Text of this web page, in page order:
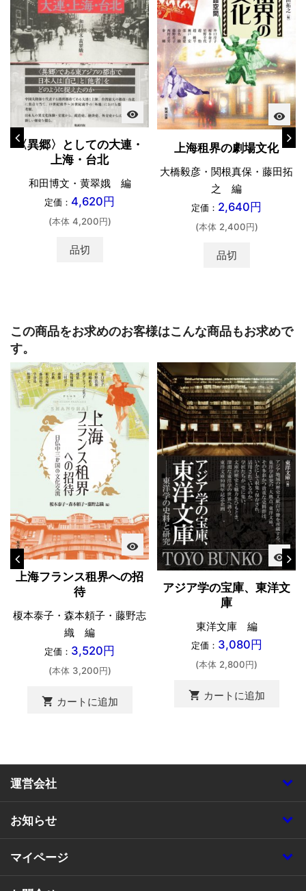
visibility
〈異郷〉としての大連・
上海・台北
和田博文・黄翠娥 編
定価： 4,620円
(本体 4,200円)
品切
visibility
上海租界の劇場文化
大橋毅彦・関根真保・藤田拓
之 編
定価： 2,640円
(本体 2,400円)
品切
この商品をお求めのお客様はこんな商品もお求めで
す。
visibility
上海フランス租界への招
待
榎本泰子・森本頼子・藤野志
織 編
定価： 3,520円
(本体 3,200円)
shopping_cart カートに追加
visibility
アジア学の宝庫、東洋文
庫
東洋文庫 編
定価： 3,080円
(本体 2,800円)
shopping_cart カートに追加
運営会社
お知らせ
マイページ